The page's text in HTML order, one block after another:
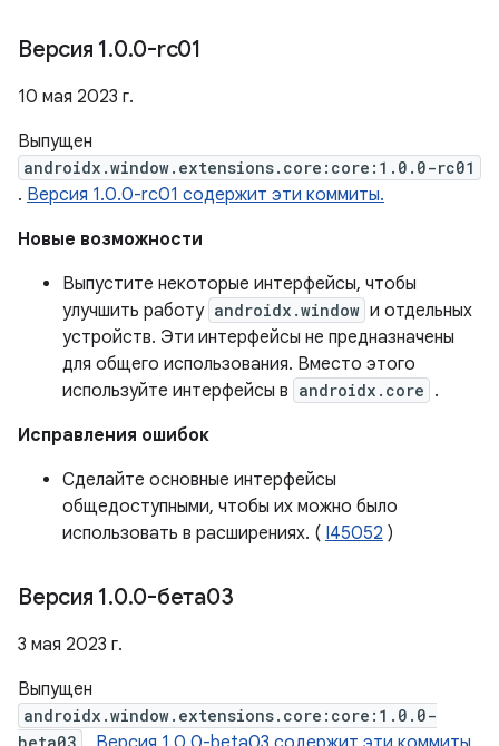
Версия 1.0.0-rc01
10 мая 2023 г.
Выпущен
androidx.window.extensions.core:core:1.0.0-rc01
. Версия 1.0.0-rc01 содержит эти коммиты.
Новые возможности
Выпустите некоторые интерфейсы, чтобы
улучшить работу androidx.window и отдельных
устройств. Эти интерфейсы не предназначены
для общего использования. Вместо этого
используйте интерфейсы в androidx.core .
Исправления ошибок
Сделайте основные интерфейсы
общедоступными, чтобы их можно было
использовать в расширениях. ( I45052 )
Версия 1.0.0-бета03
3 мая 2023 г.
Выпущен
androidx.window.extensions.core:core:1.0.0-